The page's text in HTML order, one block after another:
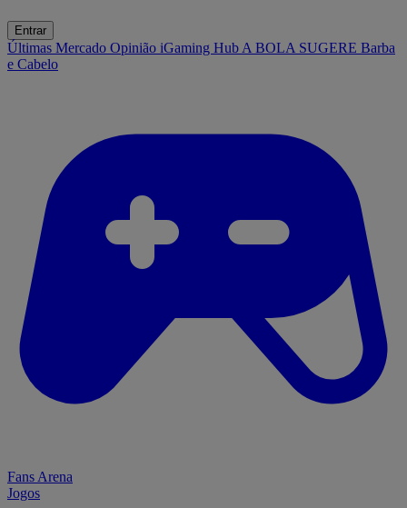
Entrar
Últimas Mercado Opinião iGaming Hub A BOLA SUGERE Barba
e Cabelo
Fans Arena
Jogos